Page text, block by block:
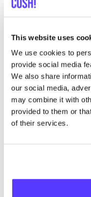
This website uses
We use cookies to
provide social media
We also share
our social media,
may combine it with
provided to them or
of their services.